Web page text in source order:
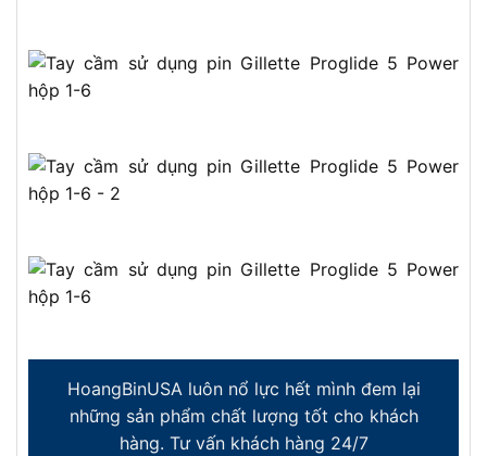
HoangBinUSA luôn nổ lực hết mình đem lại
những sản phẩm chất lượng tốt cho khách
hàng. Tư vấn khách hàng 24/7